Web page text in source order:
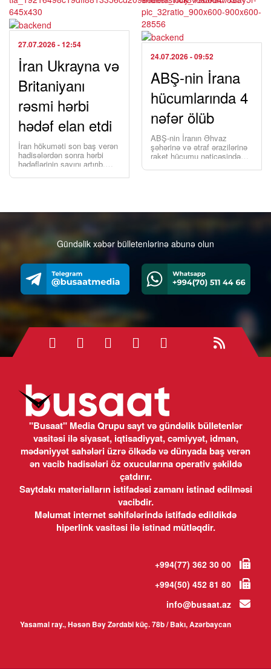
27.07.2026- 12:54
İran Ukrayna və
Britaniyanı
rəsmi hərbi
hədəf elan etdi
İran hökuməti son baş verən
hadisələrdən sonra hərbi
hədəflərinin sayını artırıb.
ötən gün Xəzər dənizində
24.07.2026- 09:52
ABŞ-nin İrana
hücumlarında 4
nəfər ölüb
ABŞ-nin İranın Əhvaz
şəhərinə və ətraf ərazilərinə
raket hücumu nəticəsində
Busaat.az xəbər verir ki, bu
Gündəlik xəbər bülletenlərinə abunə olun
"Busaat" Media Qrupu sayt və gündəlik bülletenlər
vasitəsi ilə siyasət, iqtisadiyyat, cəmiyyət, idman,
mədəniyyət sahələri üzrə ölkədə və dünyada baş verən
ən vacib hadisələri öz oxucularına operativ şəkildə
çatdırır.
Saytdakı materialların istifadəsi zamanı istinad edilməsi
vacibdir.
Məlumat internet səhifələrində istifadə edildikdə
hiperlink vasitəsi ilə istinad mütləqdir.
+994(77) 362 30 00
+994(50) 452 81 80
info@busaat.az
Yasamal ray., Həsən Bəy Zərdabi küç. 78b / Bakı, Azərbaycan